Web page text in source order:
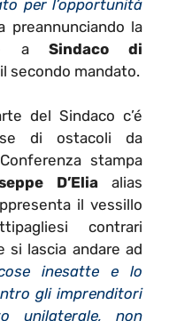
per l’opportunità
preannunciando la
a Sindaco di
secondo mandato.
del Sindaco c’é
di ostacoli da
stampa
D’Elia alias
il vessillo
contrari
si lascia andare ad
inesatte e lo
gli imprenditori
unilaterale, non